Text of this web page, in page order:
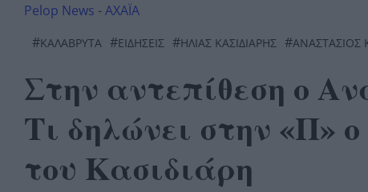
Pelop News -ΑΧΑΪΑ
#ΚΑΛΆΒΡΥΤΑ #ΕΙΔΗΣΕΙΣ #ΗΛΊΑΣ ΚΑΣΙΔΙΆΡΗΣ #ΑΝΑΣΤΑΣΙΟΣ
Στην αντεπίθεση ο
Τι δηλώνει στην «Π»
του Κασιδιάρη